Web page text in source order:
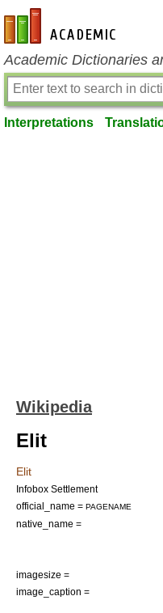
en-academic.com
Academic Dictionaries
Interpretations
Wikipedia
Elit
Elit
Infobox Settlement
official_name = PAGENAME
native_name =
imagesize =
image_caption =